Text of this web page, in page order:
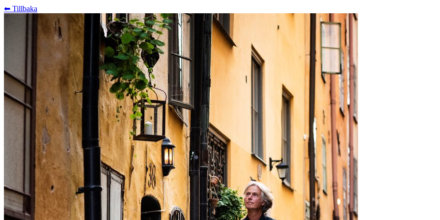
⬅︎ Tillbaka